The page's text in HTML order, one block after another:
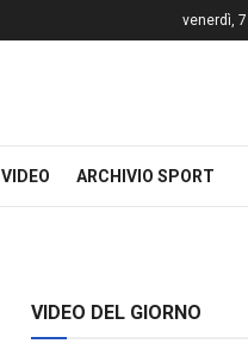
venerdì,
VIDEO ARCHIVIO SPORT
VIDEO DEL GIORNO